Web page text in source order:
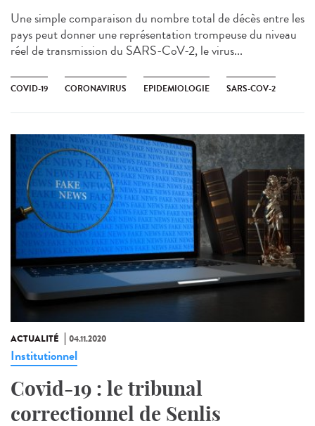
Une simple comparaison du nombre total de décès entre les
pays peut donner une représentation trompeuse du niveau
réel de transmission du SARS-CoV-2, le virus...
COVID-19 CORONAVIRUS EPIDEMIOLOGIE SARS-COV-2
ACTUALITÉ 04.11.2020
Institutionnel
Covid-19 : le tribunal
correctionnel de Senlis